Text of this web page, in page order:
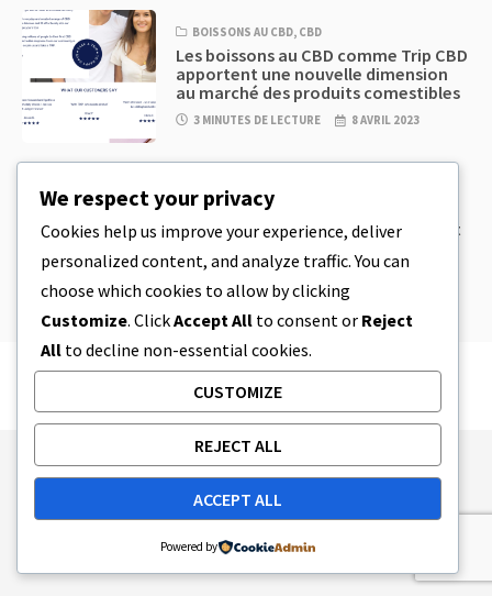
BOISSONS AU CBD, CBD
Les boissons au CBD comme Trip CBD
apportent une nouvelle dimension
au marché des produits comestibles
3 MINUTES DE LECTURE 8 AVRIL 2023
Pâte à biscuits au CBD et produits
comestibles au CBD incroyablement
simples à préparer à la maison
5 MINUTES DE LECTURE
Publishing Principles
Ethics Policy
Corrections Policy
Feedback Policy
Ownership & Funding
Tag map
We respect your privacy
Cookies help us improve your experience, deliver
personalized content, and analyze traffic. You can
choose which cookies to allow by clicking
Customize. ClickAccept All to consent or Reject
All to decline non-essential cookies.
CUSTOMIZE
REJECT ALL
ACCEPT ALL
Powered by